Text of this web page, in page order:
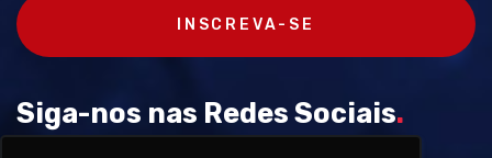
INSCREVA-SE
Siga-nos nas Redes Sociais.